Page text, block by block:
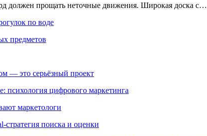
должен прощать неточные движения. Широкая доска с…
по воде
предметов
— это серьёзный проект
психология цифрового маркетинга
маркетологи
поиска и оценки